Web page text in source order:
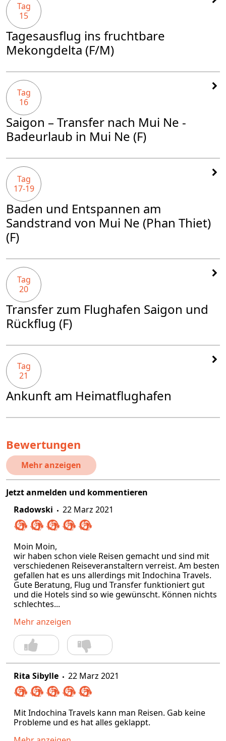
Tag
15
Tagesausflug ins fruchtbare
Mekongdelta (F/M)
Tag
16
Saigon – Transfer nach Mui Ne -
Badeurlaub in Mui Ne (F)
Tag
17-19
Baden und Entspannen am
Sandstrand von Mui Ne (Phan Thiet)
(F)
Tag
20
Transfer zum Flughafen Saigon und
Rückflug (F)
Tag
21
Ankunft am Heimatflughafen
Bewertungen
Mehr anzeigen
Jetzt anmelden und kommentieren
Radowski
22 Marz 2021
Moin Moin,
wir haben schon viele Reisen gemacht und sind mit
verschiedenen Reiseveranstaltern verreist. Am besten
gefallen hat es uns allerdings mit Indochina Travels.
Gute Beratung, Flug und Transfer funktioniert gut
und die Hotels sind so wie gewünscht. Können nichts
schlechtes...
Mehr anzeigen
Rita Sibylle 22 Marz 2021
Mit Indochina Travels kann man Reisen. Gab keine
Probleme und es hat alles geklappt.